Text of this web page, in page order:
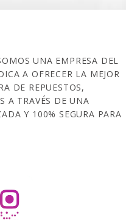
UNA EMPRESA DEL
A OFRECER LA MEJOR
DE REPUESTOS,
A TRAVÉS DE UNA
Y 100% SEGURA PARA